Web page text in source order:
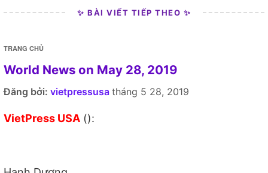
✨ BÀI VIẾT TIẾP THEO ✨
TRANG CHỦ
World News on May 28, 2019
Đăng bởi: vietpressusa tháng 5 28, 2019
VietPress USA ():